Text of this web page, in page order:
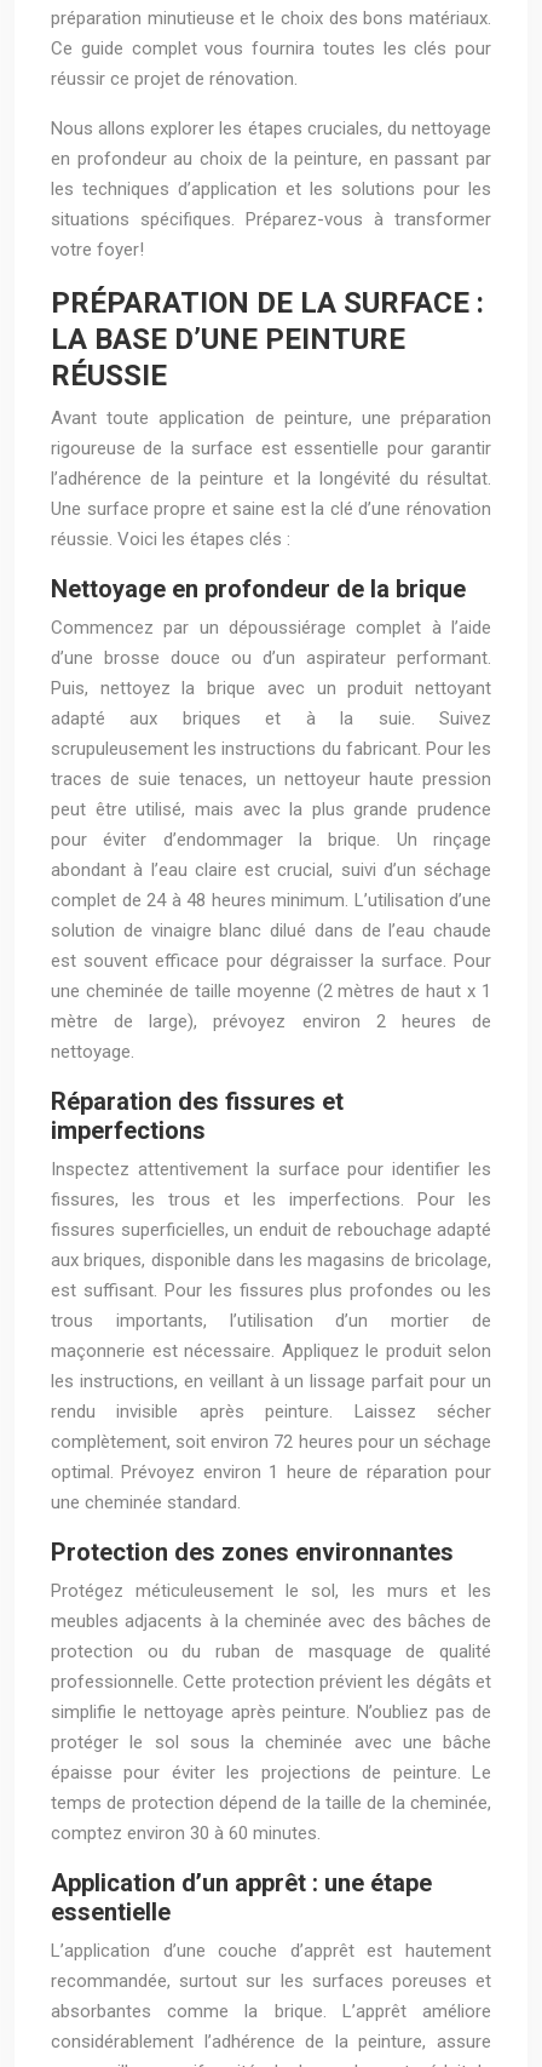
préparation minutieuse et le choix des bons matériaux.
Ce guide complet vous fournira toutes les clés pour
réussir ce projet de rénovation.
Nous allons explorer les étapes cruciales, du nettoyage
en profondeur au choix de la peinture, en passant par
les techniques d’application et les solutions pour les
situations spécifiques. Préparez-vous à transformer
votre foyer!
PRÉPARATION DE LA SURFACE :
LA BASE D’UNE PEINTURE
RÉUSSIE
Avant toute application de peinture, une préparation
rigoureuse de la surface est essentielle pour garantir
l’adhérence de la peinture et la longévité du résultat.
Une surface propre et saine est la clé d’une rénovation
réussie. Voici les étapes clés :
Nettoyage en profondeur de la brique
Commencez par un dépoussiérage complet à l’aide
d’une brosse douce ou d’un aspirateur performant.
Puis, nettoyez la brique avec un produit nettoyant
adapté aux briques et à la suie. Suivez
scrupuleusement les instructions du fabricant. Pour les
traces de suie tenaces, un nettoyeur haute pression
peut être utilisé, mais avec la plus grande prudence
pour éviter d’endommager la brique. Un rinçage
abondant à l’eau claire est crucial, suivi d’un séchage
complet de 24 à 48 heures minimum. L’utilisation d’une
solution de vinaigre blanc dilué dans de l’eau chaude
est souvent efficace pour dégraisser la surface. Pour
une cheminée de taille moyenne (2 mètres de haut x 1
mètre de large), prévoyez environ 2 heures de
nettoyage.
Réparation des fissures et
imperfections
Inspectez attentivement la surface pour identifier les
fissures, les trous et les imperfections. Pour les
fissures superficielles, un enduit de rebouchage adapté
aux briques, disponible dans les magasins de bricolage,
est suffisant. Pour les fissures plus profondes ou les
trous importants, l’utilisation d’un mortier de
maçonnerie est nécessaire. Appliquez le produit selon
les instructions, en veillant à un lissage parfait pour un
rendu invisible après peinture. Laissez sécher
complètement, soit environ 72 heures pour un séchage
optimal. Prévoyez environ 1 heure de réparation pour
une cheminée standard.
Protection des zones environnantes
Protégez méticuleusement le sol, les murs et les
meubles adjacents à la cheminée avec des bâches de
protection ou du ruban de masquage de qualité
professionnelle. Cette protection prévient les dégâts et
simplifie le nettoyage après peinture. N’oubliez pas de
protéger le sol sous la cheminée avec une bâche
épaisse pour éviter les projections de peinture. Le
temps de protection dépend de la taille de la cheminée,
comptez environ 30 à 60 minutes.
Application d’un apprêt : une étape
essentielle
L’application d’une couche d’apprêt est hautement
recommandée, surtout sur les surfaces poreuses et
absorbantes comme la brique. L’apprêt améliore
considérablement l’adhérence de la peinture, assure